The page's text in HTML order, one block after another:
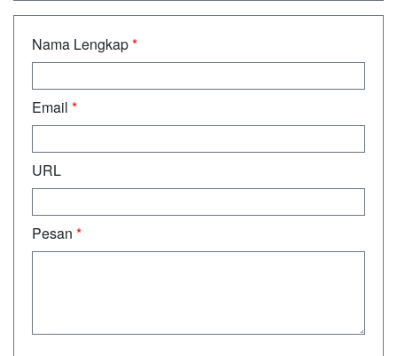
Nama Lengkap*
Email *
URL
Pesan *